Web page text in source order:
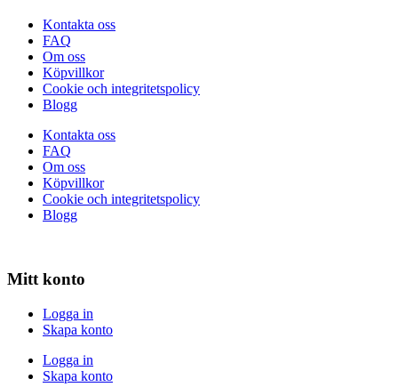
Kontakta oss
FAQ
Om oss
Köpvillkor
Cookie och integritetspolicy
Blogg
Kontakta oss
FAQ
Om oss
Köpvillkor
Cookie och integritetspolicy
Blogg
Mitt konto
Logga in
Skapa konto
Logga in
Skapa konto